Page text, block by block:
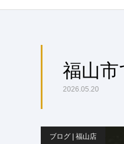
福山
2026.05.20
ブログ | 福山店